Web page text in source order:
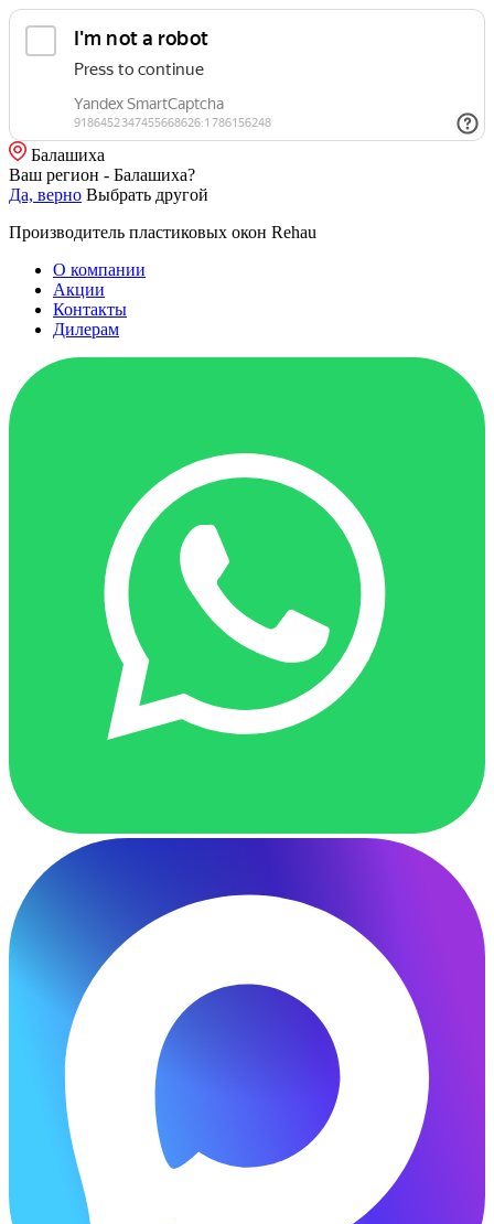
Балашиха
Ваш регион - Балашиха?
Да, верно Выбрать другой
Производитель пластиковых окон Rehau
О компании
Акции
Контакты
Дилерам